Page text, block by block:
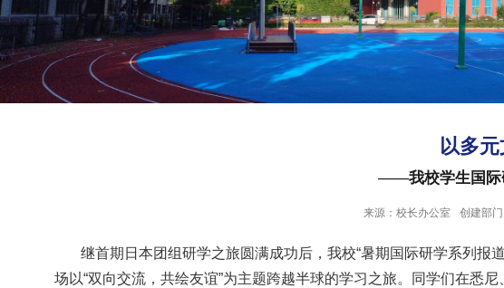
以多
——我校学生国际
来源：校长办公室 创建部
继首期日本团组研学之旅圆满成功后，我校“暑期国际研学系列
场以“双向交流，共绘友谊”为主题跨越半球的学习之旅。同学们在悉